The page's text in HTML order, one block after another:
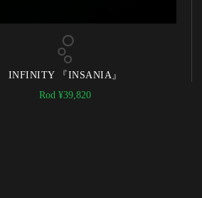
INFINITY 『INSANIA』
Rod ¥39,820